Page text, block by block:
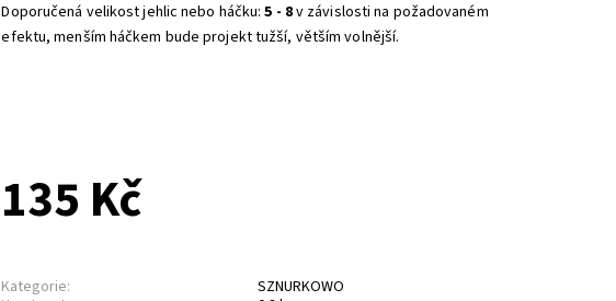
Doporučená velikost jehlic nebo háčku:5 - 8v závislosti na požadovaném
efektu, menším háčkem bude projekt tužší, větším volnější.
135 Kč
Kategorie:
SZNURKOWO